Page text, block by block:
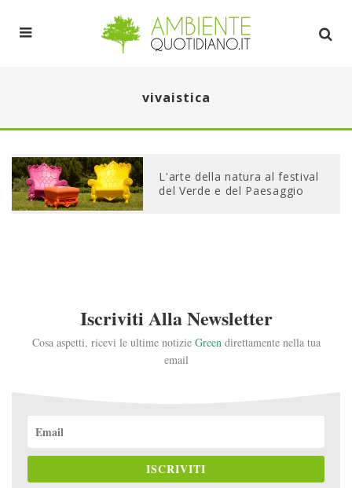
vivaistica
L'arte della natura al festival
del Verde e del Paesaggio
Iscriviti Alla Newsletter
Cosa aspetti, ricevi le ultime notizie Greendirettamente nella tua
email
ISCRIVITI